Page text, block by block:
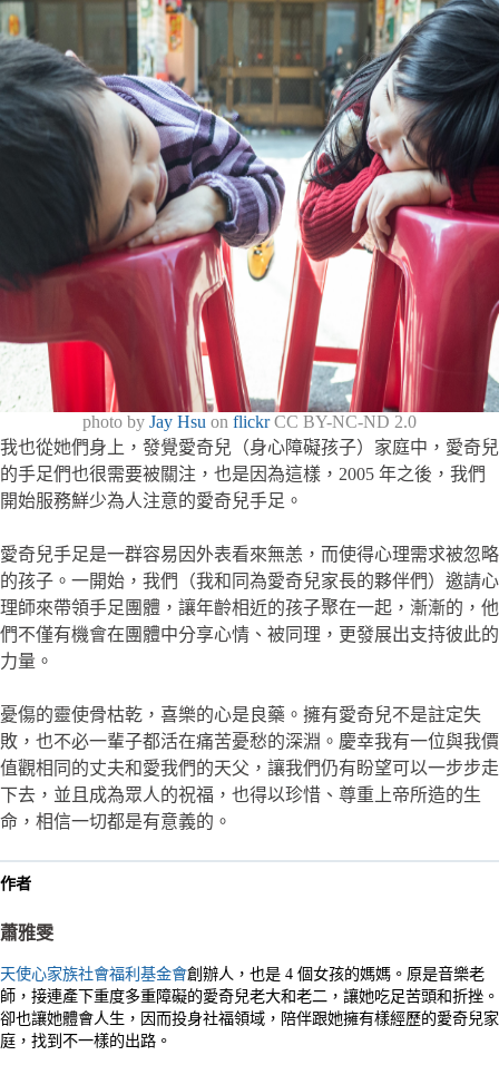
photo by Jay Hsu on flickrCC BY-NC-ND 2.0
我也從她們身上，發覺愛奇兒（身心障礙孩子）家庭中，愛奇兒
的手足們也很需要被關注，也是因為這樣，2005 年之後，我們
開始服務鮮少為人注意的愛奇兒手足。
愛奇兒手足是一群容易因外表看來無恙，而使得心理需求被忽略
的孩子。一開始，我們（我和同為愛奇兒家長的夥伴們）邀請心
理師來帶領手足團體，讓年齡相近的孩子聚在一起，漸漸的，他
們不僅有機會在團體中分享心情、被同理，更發展出支持彼此的
力量。
憂傷的靈使骨枯乾，喜樂的心是良藥。擁有愛奇兒不是註定失
敗，也不必一輩子都活在痛苦憂愁的深淵。慶幸我有一位與我價
值觀相同的丈夫和愛我們的天父，讓我們仍有盼望可以一步步走
下去，並且成為眾人的祝福，也得以珍惜、尊重上帝所造的生
命，相信一切都是有意義的。
作者
蕭雅雯
天使心家族社會福利基金會創辦人，也是 4 個女孩的媽媽。原是音樂老
師，接連產下重度多重障礙的愛奇兒老大和老二，讓她吃足苦頭和折挫。
卻也讓她體會人生，因而投身社福領域，陪伴跟她擁有樣經歷的愛奇兒家
庭，找到不一樣的出路。